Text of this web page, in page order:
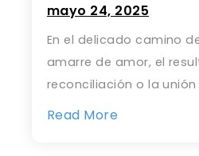
mayo 24, 2025
En el delicado camino
amarre de amor, el
reconciliación o la
Read More